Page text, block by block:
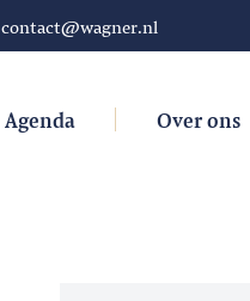
contact@wagner.nl
Agenda Over ons